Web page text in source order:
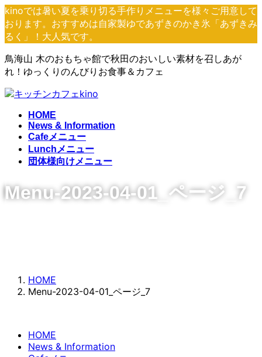
コ
ン
テ
ツ
へ
ス
キ
ナ
ビ
ゲ
シ
ョ
ン
に
kinoでは暑い夏を乗り切る手作りメニューを様々ご用意して
おります。おすすめは自家製ゆであずきのかき氷「あずきみ
るく」！大人気です。
鳥海山 木のおもちゃ館で秋田のおいしい素材を召しあが
れ！ゆっくりのんびりお食事＆カフェ
HOME
News & Information
Cafeメニュー
Lunchメニュー
団体様向けメニュー
Menu-2023-04-01_ページ_7
HOME
Menu-2023-04-01_ページ_7
HOME
News & Information